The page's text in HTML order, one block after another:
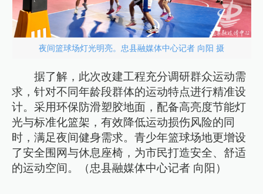
夜间篮球场灯光明亮。忠县融媒体中心记者 向阳 摄
据了解，此次改建工程充分调研群众运动需
求，针对不同年龄段群体的运动特点进行精准设
计。采用环保防滑塑胶地面，配备高亮度节能灯
光与标准化篮架，有效降低运动损伤风险的同
时，满足夜间健身需求。青少年篮球场地更增设
了安全围网与休息座椅，为市民打造安全、舒适
的运动空间。（忠县融媒体中心记者 向阳）